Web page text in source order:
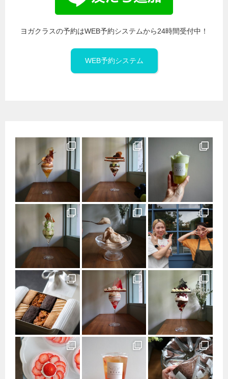
ヨガクラスの予約はWEB予約システムから24時間受付中！
WEB予約システム